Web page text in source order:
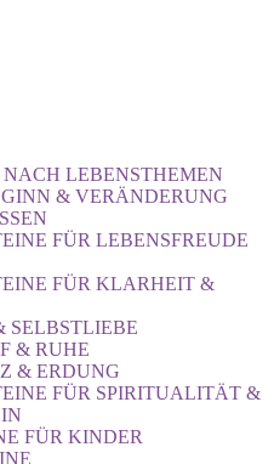
LEBENSTHEMEN
& VERÄNDERUNG
FÜR LEBENSFREUDE
FÜR KLARHEIT &
SELBSTLIEBE
& RUHE
& ERDUNG
FÜR SPIRITUALITÄT &
FÜR KINDER